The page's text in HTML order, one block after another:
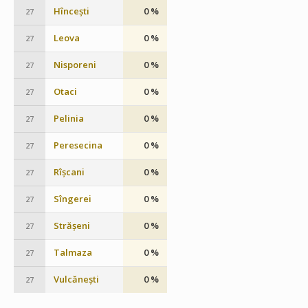
27 Hîncești 0 %
27 Leova 0 %
27 Nisporeni 0 %
27 Otaci 0 %
27 Pelinia 0 %
27 Peresecina 0 %
27 Rîșcani 0 %
27 Sîngerei 0 %
27 Strășeni 0 %
27 Talmaza 0 %
27 Vulcănești 0 %